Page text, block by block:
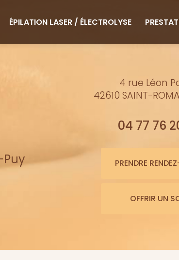
ÉPILATION LASER / ÉLECTROLYSE
Minceur
Bienfaits
4 rue Léon
42610 SAINT-
04 77 76
PRENDRE
OFFRIR UN